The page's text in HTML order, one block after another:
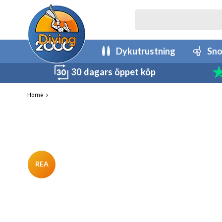
Dykutrustning
30 dagars öppet köp
Home
REA